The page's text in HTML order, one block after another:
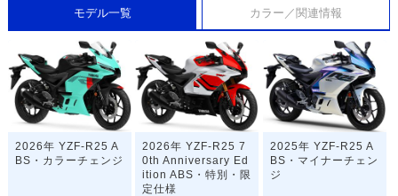
モデル一覧 カラー／関連情報
2026年 YZF-R25 A
BS・カラーチェンジ
2026年 YZF-R25 7
0th Anniversary Ed
ition ABS・特別・限
定仕様
2025年 YZF-R25 A
BS・マイナーチェン
ジ